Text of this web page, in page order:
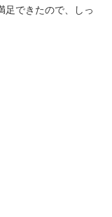
足できたので、しっ